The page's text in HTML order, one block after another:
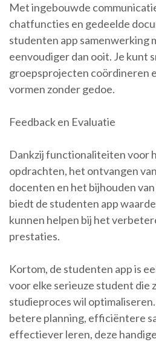
Met ingebouwde
chatfuncties en gedeelde
studenten app samenwerking
eenvoudiger dan ooit. Je kunt
groepsprojecten coördineren
vormen zonder gedoe.
Feedback en Evaluatie
Dankzij functionaliteiten voor
opdrachten, het ontvangen
docenten en het bijhouden
biedt de studenten app
kunnen helpen bij het
prestaties.
Kortom, de studenten app is
voor elke serieuze student die
studieproces wil
betere planning, efficiëntere
effectiever leren, deze